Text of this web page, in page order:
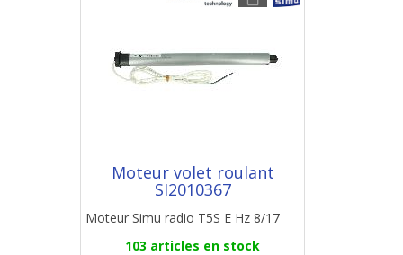
Moteur volet roulant
SI2010367
Moteur Simu radio T5S E Hz 8/17
103 articles en stock